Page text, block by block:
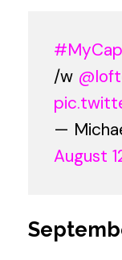
/w
—
August